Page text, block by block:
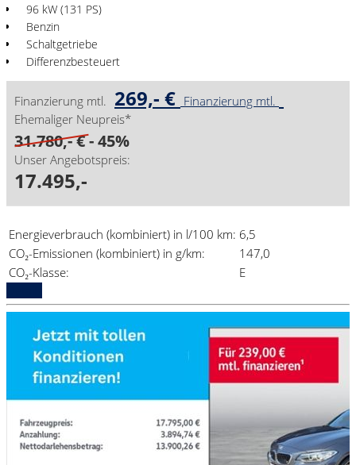
96 kW (131 PS)
Benzin
Schaltgetriebe
Differenzbesteuert
Finanzierung mtl. 269,- € Finanzierung mtl.
Ehemaliger Neupreis*
31.780,- €- 45%
Unser Angebotspreis:
17.495,-
Energieverbrauch (kombiniert) in l/100 km: 6,5
CO₂-Emissionen (kombiniert) in g/km:
147,0
CO₂-Klasse:
E